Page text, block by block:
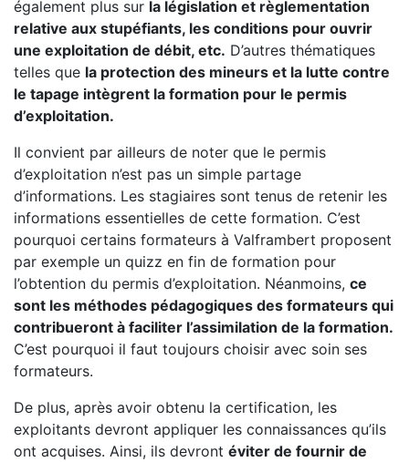
également plus sur la législation et règlementation
relative aux stupéfiants, les conditions pour ouvrir
une exploitation de débit, etc. D’autres thématiques
telles que la protection des mineurs et la lutte contre
le tapage intègrent la formation pour le permis
d’exploitation.
Il convient par ailleurs de noter que le permis
d’exploitation n’est pas un simple partage
d’informations. Les stagiaires sont tenus de retenir les
informations essentielles de cette formation. C’est
pourquoi certains formateurs à Valframbert proposent
par exemple un quizz en fin de formation pour
l’obtention du permis d’exploitation. Néanmoins, ce
sont les méthodes pédagogiques des formateurs qui
contribueront à faciliter l’assimilation de la formation.
C’est pourquoi il faut toujours choisir avec soin ses
formateurs.
De plus, après avoir obtenu la certification, les
exploitants devront appliquer les connaissances qu’ils
ont acquises. Ainsi, ils devront éviter de fournir de